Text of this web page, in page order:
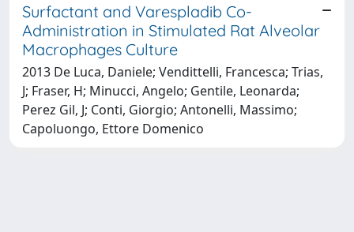
Surfactant and Varespladib Co-
Administration in Stimulated Rat Alveolar
Macrophages Culture
2013 De Luca, Daniele; Vendittelli, Francesca; Trias,
J; Fraser, H; Minucci, Angelo; Gentile, Leonarda;
Perez Gil, J; Conti, Giorgio; Antonelli, Massimo;
Capoluongo, Ettore Domenico